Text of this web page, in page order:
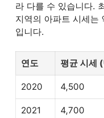
라 다를 수 있습니다.
지역의 아파트 시세는
입니다.
연도 평균 시세
2020 4,500
2021 4,700